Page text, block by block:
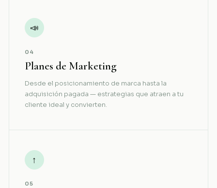
📣
04
Planes de Marketing
Desde el posicionamiento de marca hasta la
adquisición pagada — estrategias que atraen a tu
cliente ideal y convierten.
↑
05